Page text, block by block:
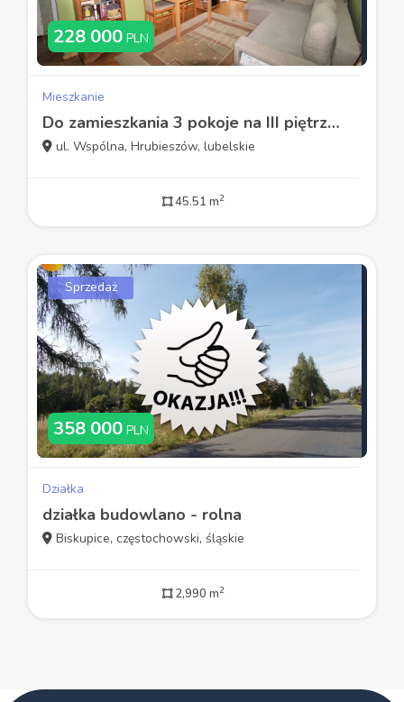
228 000 PLN
Mieszkanie
Do zamieszkania 3 pokoje na III piętrze, ul.Polna
ul. Wspólna, Hrubieszów, lubelskie
45.51 m2
Sprzedaż
358 000 PLN
Działka
działka budowlano - rolna
Biskupice, częstochowski, śląskie
2,990 m2